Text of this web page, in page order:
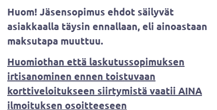
Huom! Jäsensopimus ehdot säilyvät
asiakkaalla täysin ennallaan, eli ainoastaan
maksutapa muuttuu.
Huomiothan että laskutussopimuksen
irtisanominen ennen toistuvaan
korttiveloitukseen siirtymistä vaatii AINA
ilmoituksen osoitteeseen